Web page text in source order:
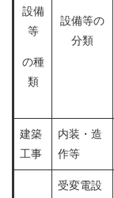
設備
等
の種
類
設備等の
分類
建築
工事
内装・造
作等
受変電設